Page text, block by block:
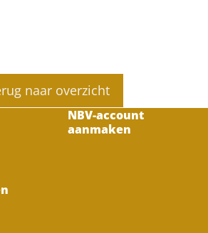
naar overzicht
NBV-account
aanmaken